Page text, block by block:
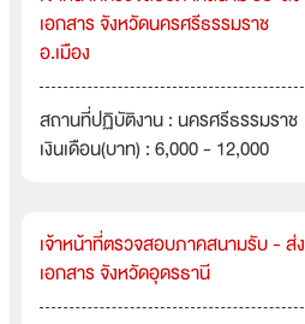
เอกสาร จังหวัดนครศรีธรรมราช
อ.เมือง
สถานที่ปฏิบัติงาน : นครศรีธรรมราช
เงินเดือน(บาท) : 6,000 - 12,000
เจ้าหน้าที่ตรวจสอบภาคสนามรับ - ส่ง
เอกสาร จังหวัดอุดรธานี